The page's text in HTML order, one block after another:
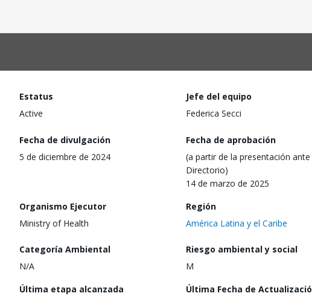
Estatus
Active
Jefe del equipo
Federica Secci
Fecha de divulgación
5 de diciembre de 2024
Fecha de aprobación
(a partir de la presentación ante
Directorio)
14 de marzo de 2025
Organismo Ejecutor
Ministry of Health
Región
América Latina y el Caribe
Categoría Ambiental
N/A
Riesgo ambiental y social
M
Última etapa alcanzada
Última Fecha de